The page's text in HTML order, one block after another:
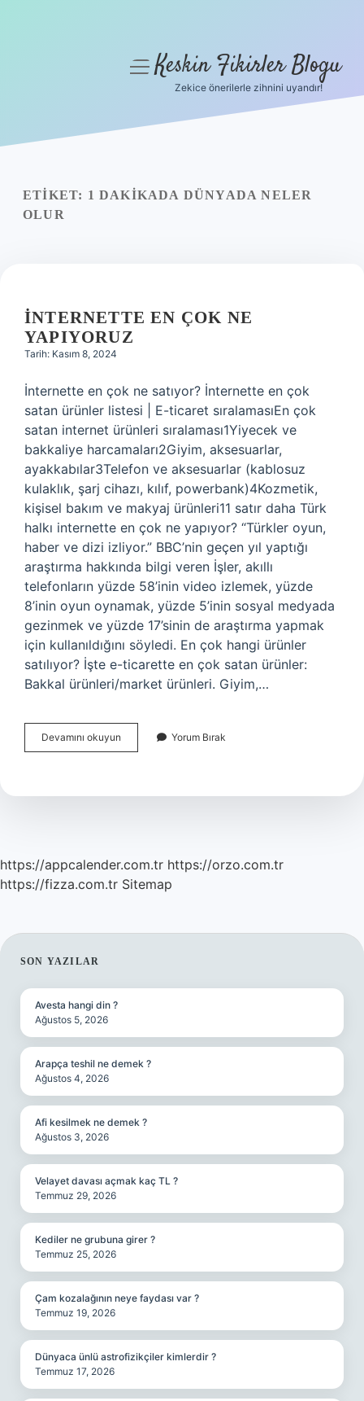
Yasal Uyarı
menüyüKeskin Fikirler Blogu
Zekice önerilerle zihnini uyandır!
ETIKET: 1 DAKIKADA DÜNYADA NELER
OLUR
İNTERNETTE EN ÇOK NE
YAPIYORUZ
Tarih: Kasım 8, 2024
İnternette en çok ne satıyor? İnternette en çok
satan ürünler listesi | E-ticaret sıralamasıEn çok
satan internet ürünleri sıralaması1Yiyecek ve
bakkaliye harcamaları2Giyim, aksesuarlar,
ayakkabılar3Telefon ve aksesuarlar (kablosuz
kulaklık, şarj cihazı, kılıf, powerbank)4Kozmetik,
kişisel bakım ve makyaj ürünleri11 satır daha Türk
halkı internette en çok ne yapıyor? “Türkler oyun,
haber ve dizi izliyor.” BBC’nin geçen yıl yaptığı
araştırma hakkında bilgi veren İşler, akıllı
telefonların yüzde 58’inin video izlemek, yüzde
8’inin oyun oynamak, yüzde 5’inin sosyal medyada
gezinmek ve yüzde 17’sinin de araştırma yapmak
için kullanıldığını söyledi. En çok hangi ürünler
satılıyor? İşte e-ticarette en çok satan ürünler:
Bakkal ürünleri/market ürünleri. Giyim,…
Devamını okuyun İNternette
En
Yapıyoruz
Yorum Bırak
https://appcalender.com.tr https://orzo.com.tr
https://fizza.com.tr Sitemap
SIDEBAR
SON YAZILAR
Avesta hangi din ?
Ağustos 5, 2026
Arapça teshil ne demek ?
Ağustos 4, 2026
Afi kesilmek ne demek ?
Ağustos 3, 2026
Velayet davası açmak kaç TL ?
Temmuz 29, 2026
Kediler ne grubuna girer ?
Temmuz 25, 2026
Çam kozalağının neye faydası var ?
Temmuz 19, 2026
Dünyaca ünlü astrofizikçiler kimlerdir ?
Temmuz 17, 2026